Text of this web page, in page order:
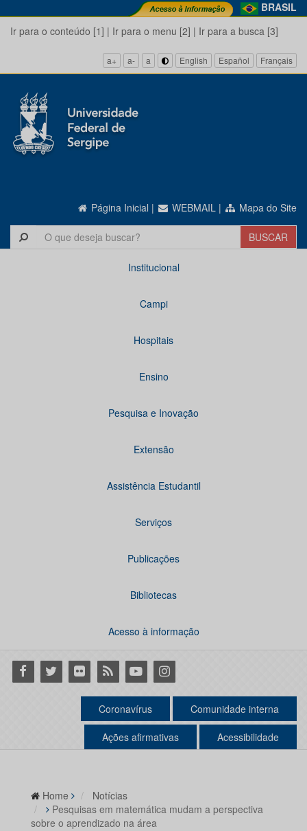
BRASIL
Ir para o conteúdo [1] | Ir para o menu [2] | Ir para a busca [3]
a+ a- a English Español Français
Página Inicial | WEBMAIL | Mapa do Site
Institucional
Campi
Hospitais
Ensino
Pesquisa e Inovação
Extensão
Assistência Estudantil
Serviços
Publicações
Bibliotecas
Acesso à informação
Facebook
Twitter Flickr RSS YoutubeInstagram
Coronavírus Comunidade interna
Ações afirmativas Acessibilidade
Home
Notícias
Pesquisas em matemática mudam a perspectiva
sobre o aprendizado na área